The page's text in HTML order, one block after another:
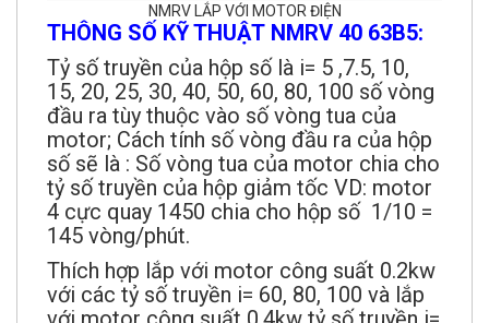
NMRV LẮP VỚI MOTOR ĐIỆN
THÔNG SỐ KỸ THUẬT NMRV 40 63B5:
Tỷ số truyền của hộp số là i= 5 ,7.5, 10,
15, 20, 25, 30, 40, 50, 60, 80, 100 số vòng
đầu ra tùy thuộc vào số vòng tua của
motor; Cách tính số vòng đầu ra của hộp
số sẽ là : Số vòng tua của motor chia cho
tỷ số truyền của hộp giảm tốc VD: motor
4 cực quay 1450 chia cho hộp số 1/10 =
145 vòng/phút.
Thích hợp lắp với motor công suất 0.2kw
với các tỷ số truyền i= 60, 80, 100 và lắp